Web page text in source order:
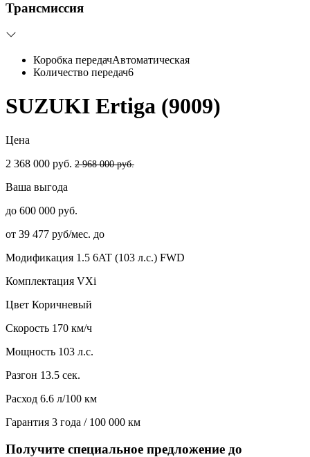
Трансмиссия
Коробка передачАвтоматическая
Количество передач6
SUZUKI Ertiga (9009)
Цена
2 368 000 руб. 2 968 000 руб.
Ваша выгода
до 600 000 руб.
от 39 477 руб/мес. до
Модификация 1.5 6AT (103 л.с.) FWD
Комплектация VXi
Цвет Коричневый
Скорость 170 км/ч
Мощность 103 л.с.
Разгон 13.5 сек.
Расход 6.6 л/100 км
Гарантия 3 года / 100 000 км
Получите специальное предложение до